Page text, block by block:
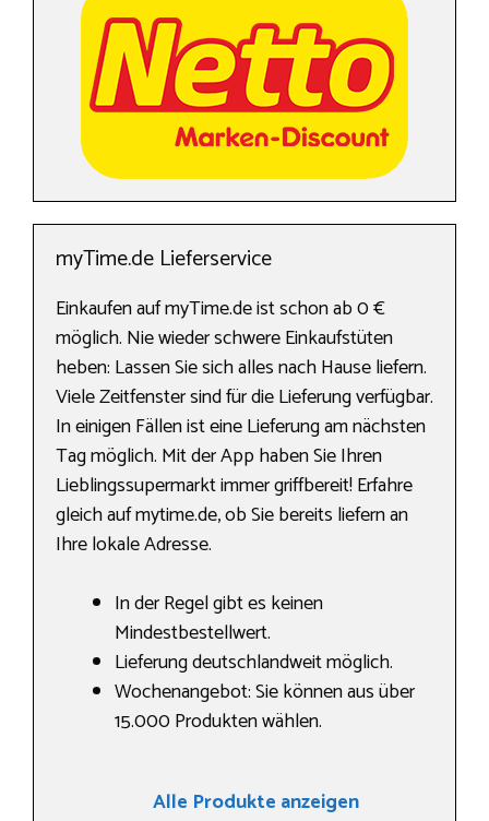
myTime.de Lieferservice
Einkaufen auf myTime.de ist schon ab 0 €
möglich. Nie wieder schwere Einkaufstüten
heben: Lassen Sie sich alles nach Hause liefern.
Viele Zeitfenster sind für die Lieferung verfügbar.
In einigen Fällen ist eine Lieferung am nächsten
Tag möglich. Mit der App haben Sie Ihren
Lieblingssupermarkt immer griffbereit! Erfahre
gleich auf mytime.de, ob Sie bereits liefern an
Ihre lokale Adresse.
In der Regel gibt es keinen
Mindestbestellwert.
Lieferung deutschlandweit möglich.
Wochenangebot: Sie können aus über
15.000 Produkten wählen.
Alle Produkte anzeigen